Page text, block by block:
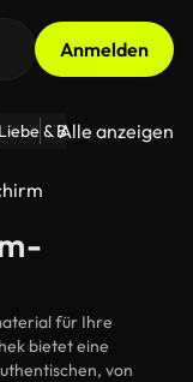
Anmelden
Liebe & Beziehungen
Alle anzeigen
für Ihre
bietet eine
von